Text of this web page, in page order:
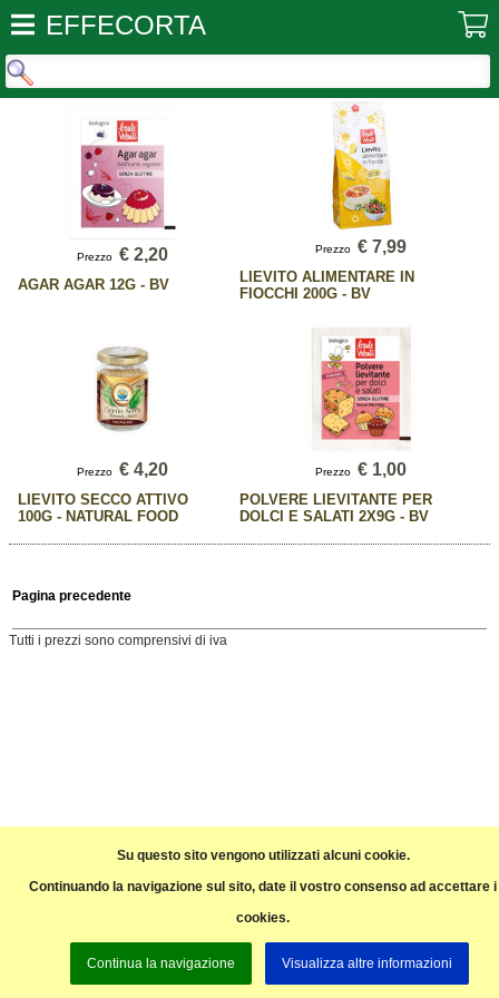
Su questo sito vengono utilizzati alcuni cookie.
Continuando la navigazione sul sito, date il vostro consenso ad accettare i
cookies.
Continua la navigazione Visualizza altre informazioni
EFFECORTA
Prezzo € 2,20
AGAR AGAR 12G - BV
Prezzo € 7,99
LIEVITO ALIMENTARE IN
FIOCCHI 200G - BV
Prezzo € 4,20
LIEVITO SECCO ATTIVO
100G - NATURAL FOOD
Prezzo € 1,00
POLVERE LIEVITANTE PER
DOLCI E SALATI 2X9G - BV
Pagina precedente
Tutti i prezzi sono comprensivi di iva